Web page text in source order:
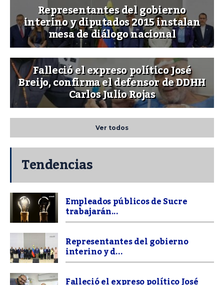
Representantes del gobierno
interino y diputados 2015 instalan
mesa de diálogo nacional
Falleció el expreso político José
Breijo, confirma el defensor de DDHH
Carlos Julio Rojas
Ver todos
Tendencias
Empleados públicos de Sucre
trabajarán...
Representantes del gobierno
interino y d...